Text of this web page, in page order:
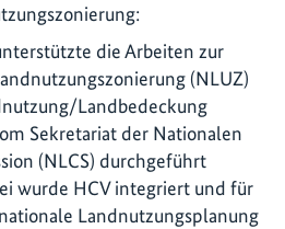
die Arbeiten zur
(NLUZ)
Landbedeckung
Sekretariat der Nationalen
(NLCS) durchgeführt
wurde HCV integriert und für
Landnutzungsplanung